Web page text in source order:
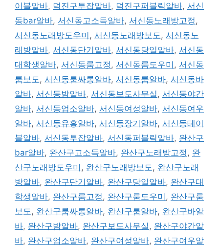
이블알바, 덕진구투잡알바, 덕진구퍼블릭알바, 서신
동bar알바, 서신동고소득알바, 서신동노래방고정 ,
서신동노래방도우미 , 서신동노래방보도 , 서신동노
래방알바, 서신동단기알바, 서신동당일알바, 서신동
대학생알바, 서신동룸고정 , 서신동룸도우미 , 서신동
룸보도 , 서신동룸싸롱알바, 서신동룸알바, 서신동바
알바, 서신동밤알바, 서신동보도사무실 , 서신동야간
알바, 서신동업소알바, 서신동여성알바, 서신동여우
알바, 서신동유흥알바, 서신동장기알바, 서신동테이
블알바, 서신동투잡알바, 서신동퍼블릭알바, 완산구
bar알바, 완산구고소득알바, 완산구노래방고정 , 완
산구노래방도우미 , 완산구노래방보도 , 완산구노래
방알바, 완산구단기알바, 완산구당일알바, 완산구대
학생알바, 완산구룸고정 , 완산구룸도우미 , 완산구룸
보도 , 완산구룸싸롱알바, 완산구룸알바, 완산구바알
바, 완산구밤알바, 완산구보도사무실 , 완산구야간알
바, 완산구업소알바, 완산구여성알바, 완산구여우알